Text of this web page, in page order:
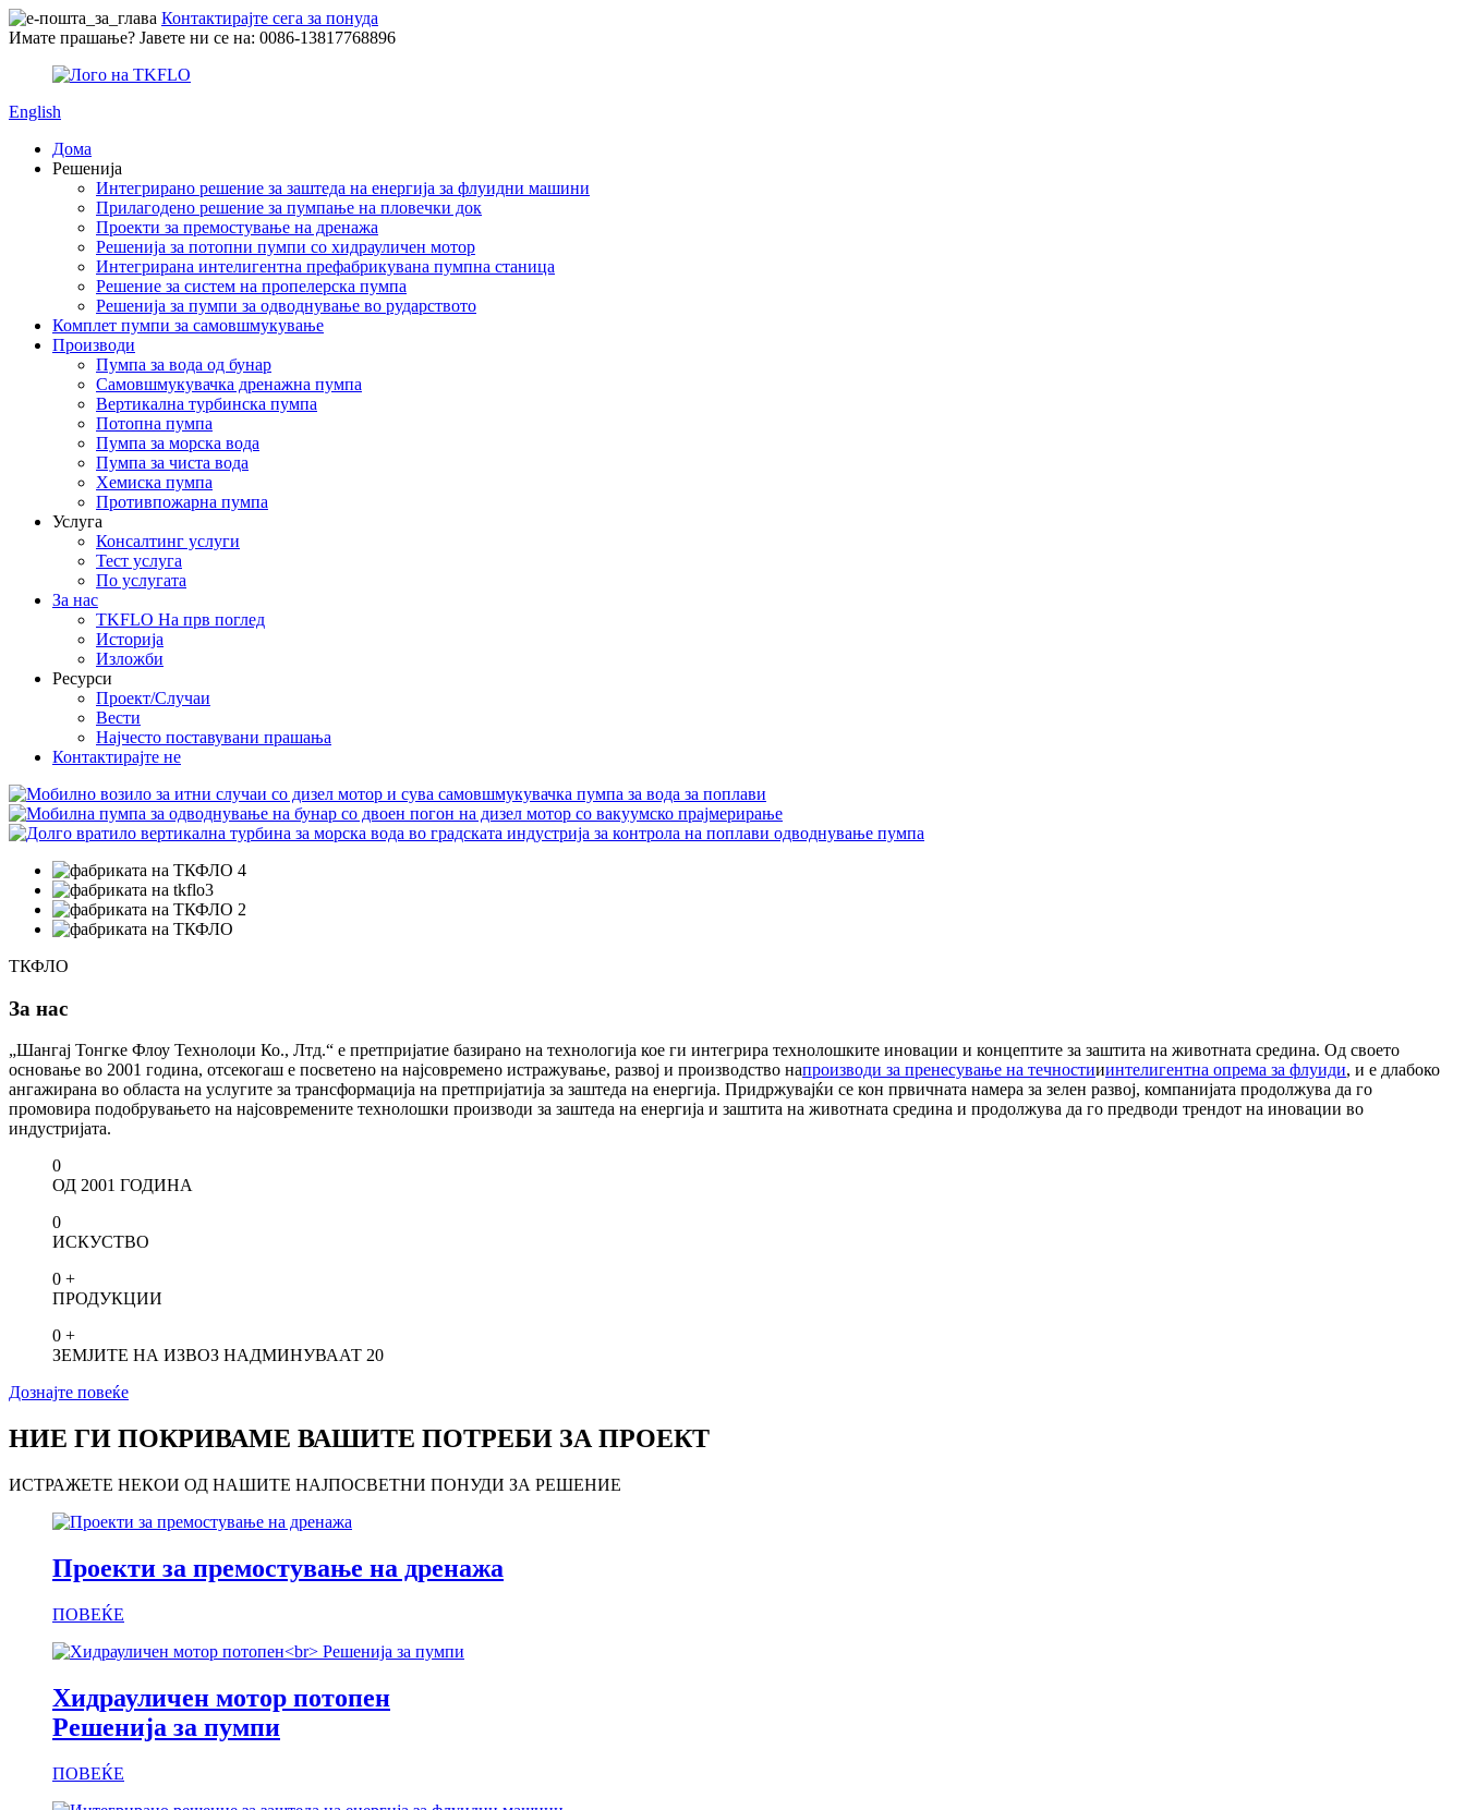
Контактирајте сега за понуда
Имате прашање? Јавете ни се на: 0086-13817768896
English
Дома
Решенија
Интегрирано решение за заштеда на енергија за флуидни машини
Прилагодено решение за пумпање на пловечки док
Проекти за премостување на дренажа
Решенија за потопни пумпи со хидрауличен мотор
Интегрирана интелигентна префабрикувана пумпна станица
Решение за систем на пропелерска пумпа
Решенија за пумпи за одводнување во рударството
Комплет пумпи за самовшмукување
Производи
Пумпа за вода од бунар
Самовшмукувачка дренажна пумпа
Вертикална турбинска пумпа
Потопна пумпа
Пумпа за морска вода
Пумпа за чиста вода
Хемиска пумпа
Противпожарна пумпа
Услуга
Консалтинг услуги
Тест услуга
По услугата
За нас
TKFLO На прв поглед
Историја
Изложби
Ресурси
Проект/Случаи
Вести
Најчесто поставувани прашања
Контактирајте не
ТКФЛО
За нас
„Шангај Тонгке Флоу Технолоџи Ко., Лтд.“ е претпријатие базирано на технологија кое ги интегрира технолошките иновации и концептите за заштита на животната средина. Од своето
основање во 2001 година, отсекогаш е посветено на најсовремено истражување, развој и производство напроизводи за пренесување на течностииинтелигентна опрема за флуиди, и е длабоко
ангажирана во областа на услугите за трансформација на претпријатија за заштеда на енергија. Придржувајќи се кон првичната намера за зелен развој, компанијата продолжува да го
промовира подобрувањето на најсовремените технолошки производи за заштеда на енергија и заштита на животната средина и продолжува да го предводи трендот на иновации во
индустријата.
0
ОД 2001 ГОДИНА
0
ИСКУСТВО
0 +
ПРОДУКЦИИ
0 +
ЗЕМЈИТЕ НА ИЗВОЗ НАДМИНУВААТ 20
Дознајте повеќе
НИЕ ГИ ПОКРИВАМЕ ВАШИТЕ ПОТРЕБИ ЗА ПРОЕКТ
ИСТРАЖЕТЕ НЕКОИ ОД НАШИТЕ НАЈПОСВЕТНИ ПОНУДИ ЗА РЕШЕНИЕ
Проекти за премостување на дренажа
ПОВЕЌЕ
Хидрауличен мотор потопен
Решенија за пумпи
ПОВЕЌЕ